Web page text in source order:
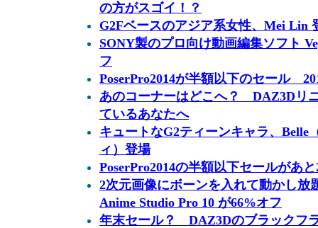
の方がスゴイ！？
G2Fベースのアジア系女性、Mei Lin
SONY製のプロ向け動画編集ソフト
フ
PoserPro2014が半額以下のセール
あのコーナーはどこへ？ DAZ3Dリ
ているあなたへ
キュートなG2ティーンキャラ、Belle
ィ）登場
PoserPro2014の半額以下セールがあ
2次元画像にボーンを入れて動かし放
Anime Studio Pro 10 が66%オフ
年末セール？ DAZ3Dのブラックフ